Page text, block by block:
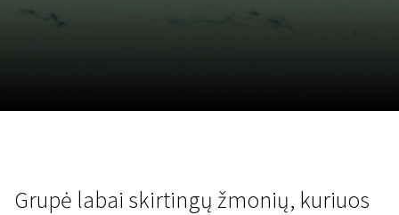
Grupė labai skirtingų žmonių, kuriuos